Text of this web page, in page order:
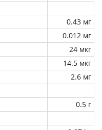
0.43 мг
0.012 мг
24 мкг
14.5 мкг
2.6 мг
0.5 г